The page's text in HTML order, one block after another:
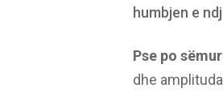
humbjen e
Pse po
dhe